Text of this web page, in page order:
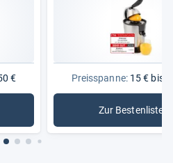
€ Preisspanne:15 € bis
Zur Bestenliste
: